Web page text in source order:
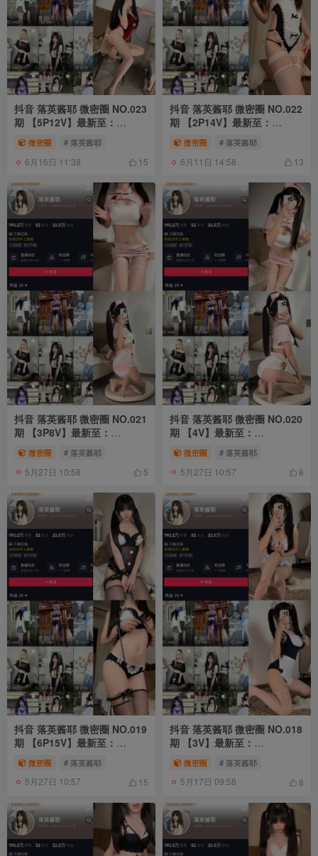
抖音 落英酱耶 微密圈 NO.023
期 【5P12V】最新至：
2024.3.18
微密圈 # 落英酱耶
6月16日 11:38 15
抖音 落英酱耶 微密圈 NO.022
期 【2P14V】最新至：
2024.2.19
微密圈 # 落英酱耶
6月11日 14:58 13
抖音 落英酱耶 微密圈 NO.021
期 【3P8V】最新至：
2023.12.26
微密圈 # 落英酱耶
5月27日 10:58 5
抖音 落英酱耶 微密圈 NO.020
期 【4V】最新至：
2023.12.16
微密圈 # 落英酱耶
5月27日 10:57 8
抖音 落英酱耶 微密圈 NO.019
期 【6P15V】最新至：
2023.12.09
微密圈 # 落英酱耶
5月27日 10:57 15
抖音 落英酱耶 微密圈 NO.018
期 【3V】最新至：
2023.11.10
微密圈 # 落英酱耶
5月17日 09:58 8